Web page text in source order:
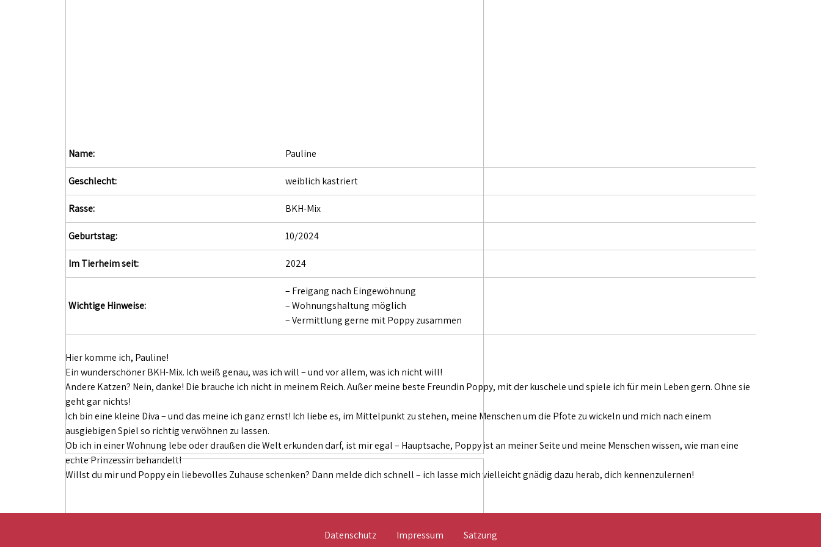
Name: Pauline
Geschlecht: weiblich kastriert
Rasse: BKH-Mix
Geburtstag: 10/2024
Im Tierheim seit: 2024
Wichtige Hinweise:
– Freigang nach Eingewöhnung
– Wohnungshaltung möglich
– Vermittlung gerne mit Poppy zusammen
Hier komme ich, Pauline!
Ein wunderschöner BKH-Mix. Ich weiß genau, was ich will – und vor allem, was ich nicht will!
Andere Katzen? Nein, danke! Die brauche ich nicht in meinem Reich. Außer meine beste Freundin Poppy, mit der kuschele und spiele ich für mein Leben gern. Ohne sie
geht gar nichts!
Ich bin eine kleine Diva – und das meine ich ganz ernst! Ich liebe es, im Mittelpunkt zu stehen, meine Menschen um die Pfote zu wickeln und mich nach einem
ausgiebigen Spiel so richtig verwöhnen zu lassen.
Ob ich in einer Wohnung lebe oder draußen die Welt erkunden darf, ist mir egal – Hauptsache, Poppy ist an meiner Seite und meine Menschen wissen, wie man eine
echte Prinzessin behandelt!
Willst du mir und Poppy ein liebevolles Zuhause schenken? Dann melde dich schnell – ich lasse mich vielleicht gnädig dazu herab, dich kennenzulernen!
Datenschutz Impressum Satzung